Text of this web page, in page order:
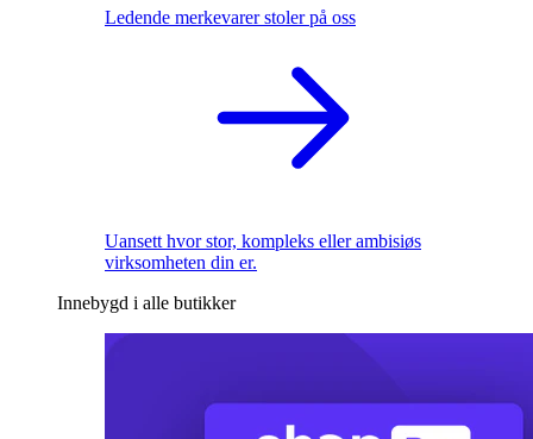
Ledende merkevarer stoler på oss
Uansett hvor stor, kompleks eller ambisiøs
virksomheten din er.
Innebygd i alle butikker